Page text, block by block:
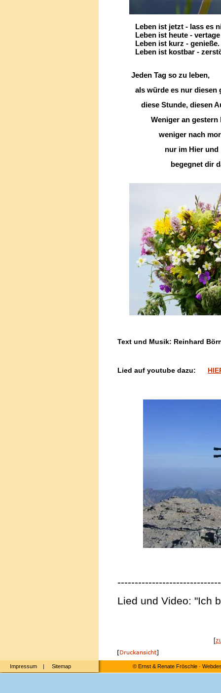
Leben ist jetzt - lass es
Leben ist heute - vertage
Leben ist kurz - genieße.
Leben ist kostbar -
Jeden Tag so zu leben,
als würde es nur diesen
diese Stunde, diesen
Weniger an gestern
weniger nach
nur im Hier und
begegnet dir das
Text und Musik: Reinhard
Lied auf youtube dazu:
Lied und Video:
[
Impressum | Sitemap © Ernst & Renate Fröschle·